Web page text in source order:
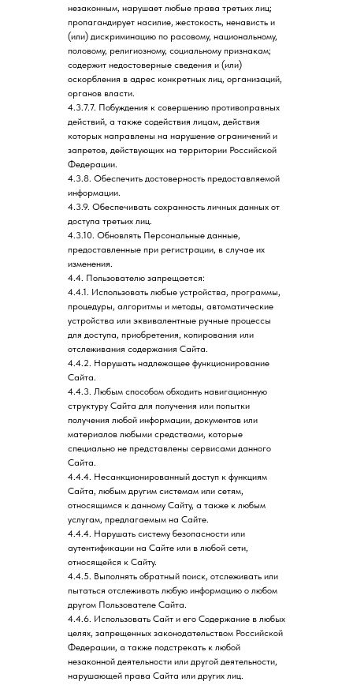
незаконным, нарушает любые права третьих лиц;
пропагандирует насилие, жестокость, ненависть и
(или) дискриминацию по расовому, национальному,
половому, религиозному, социальному признакам;
содержит недостоверные сведения и (или)
оскорбления в адрес конкретных лиц, организаций,
органов власти.
4.3.7.7. Побуждения к совершению противоправных
действий, а также содействия лицам, действия
которых направлены на нарушение ограничений и
запретов, действующих на территории Российской
Федерации.
4.3.8. Обеспечить достоверность предоставляемой
информации.
4.3.9. Обеспечивать сохранность личных данных от
доступа третьих лиц.
4.3.10. Обновлять Персональные данные,
предоставленные при регистрации, в случае их
изменения.
4.4. Пользователю запрещается:
4.4.1. Использовать любые устройства, программы,
процедуры, алгоритмы и методы, автоматические
устройства или эквивалентные ручные процессы
для доступа, приобретения, копирования или
отслеживания содержания Сайта.
4.4.2. Нарушать надлежащее функционирование
Сайта.
4.4.3. Любым способом обходить навигационную
структуру Сайта для получения или попытки
получения любой информации, документов или
материалов любыми средствами, которые
специально не представлены сервисами данного
Сайта.
4.4.4. Несанкционированный доступ к функциям
Сайта, любым другим системам или сетям,
относящимся к данному Сайту, а также к любым
услугам, предлагаемым на Сайте.
4.4.4. Нарушать систему безопасности или
аутентификации на Сайте или в любой сети,
относящейся к Сайту.
4.4.5. Выполнять обратный поиск, отслеживать или
пытаться отслеживать любую информацию о любом
другом Пользователе Сайта.
4.4.6. Использовать Сайт и его Содержание в любых
целях, запрещенных законодательством Российской
Федерации, а также подстрекать к любой
незаконной деятельности или другой деятельности,
нарушающей права Сайта или других лиц.